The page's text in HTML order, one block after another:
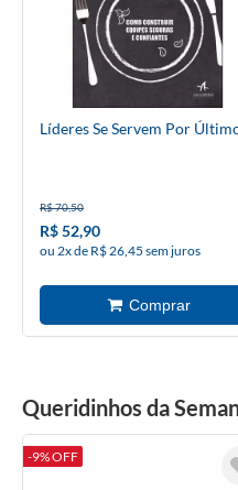
Líderes Se Servem Por
R$ 70,50
R$ 52,90
ou 2x de R$ 26,45 sem juros
Queridinhos da
-9% OFF